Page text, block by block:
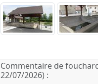
Commentaire de
22/07/2026) :